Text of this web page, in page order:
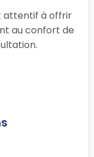
attentif à offrir
au confort de